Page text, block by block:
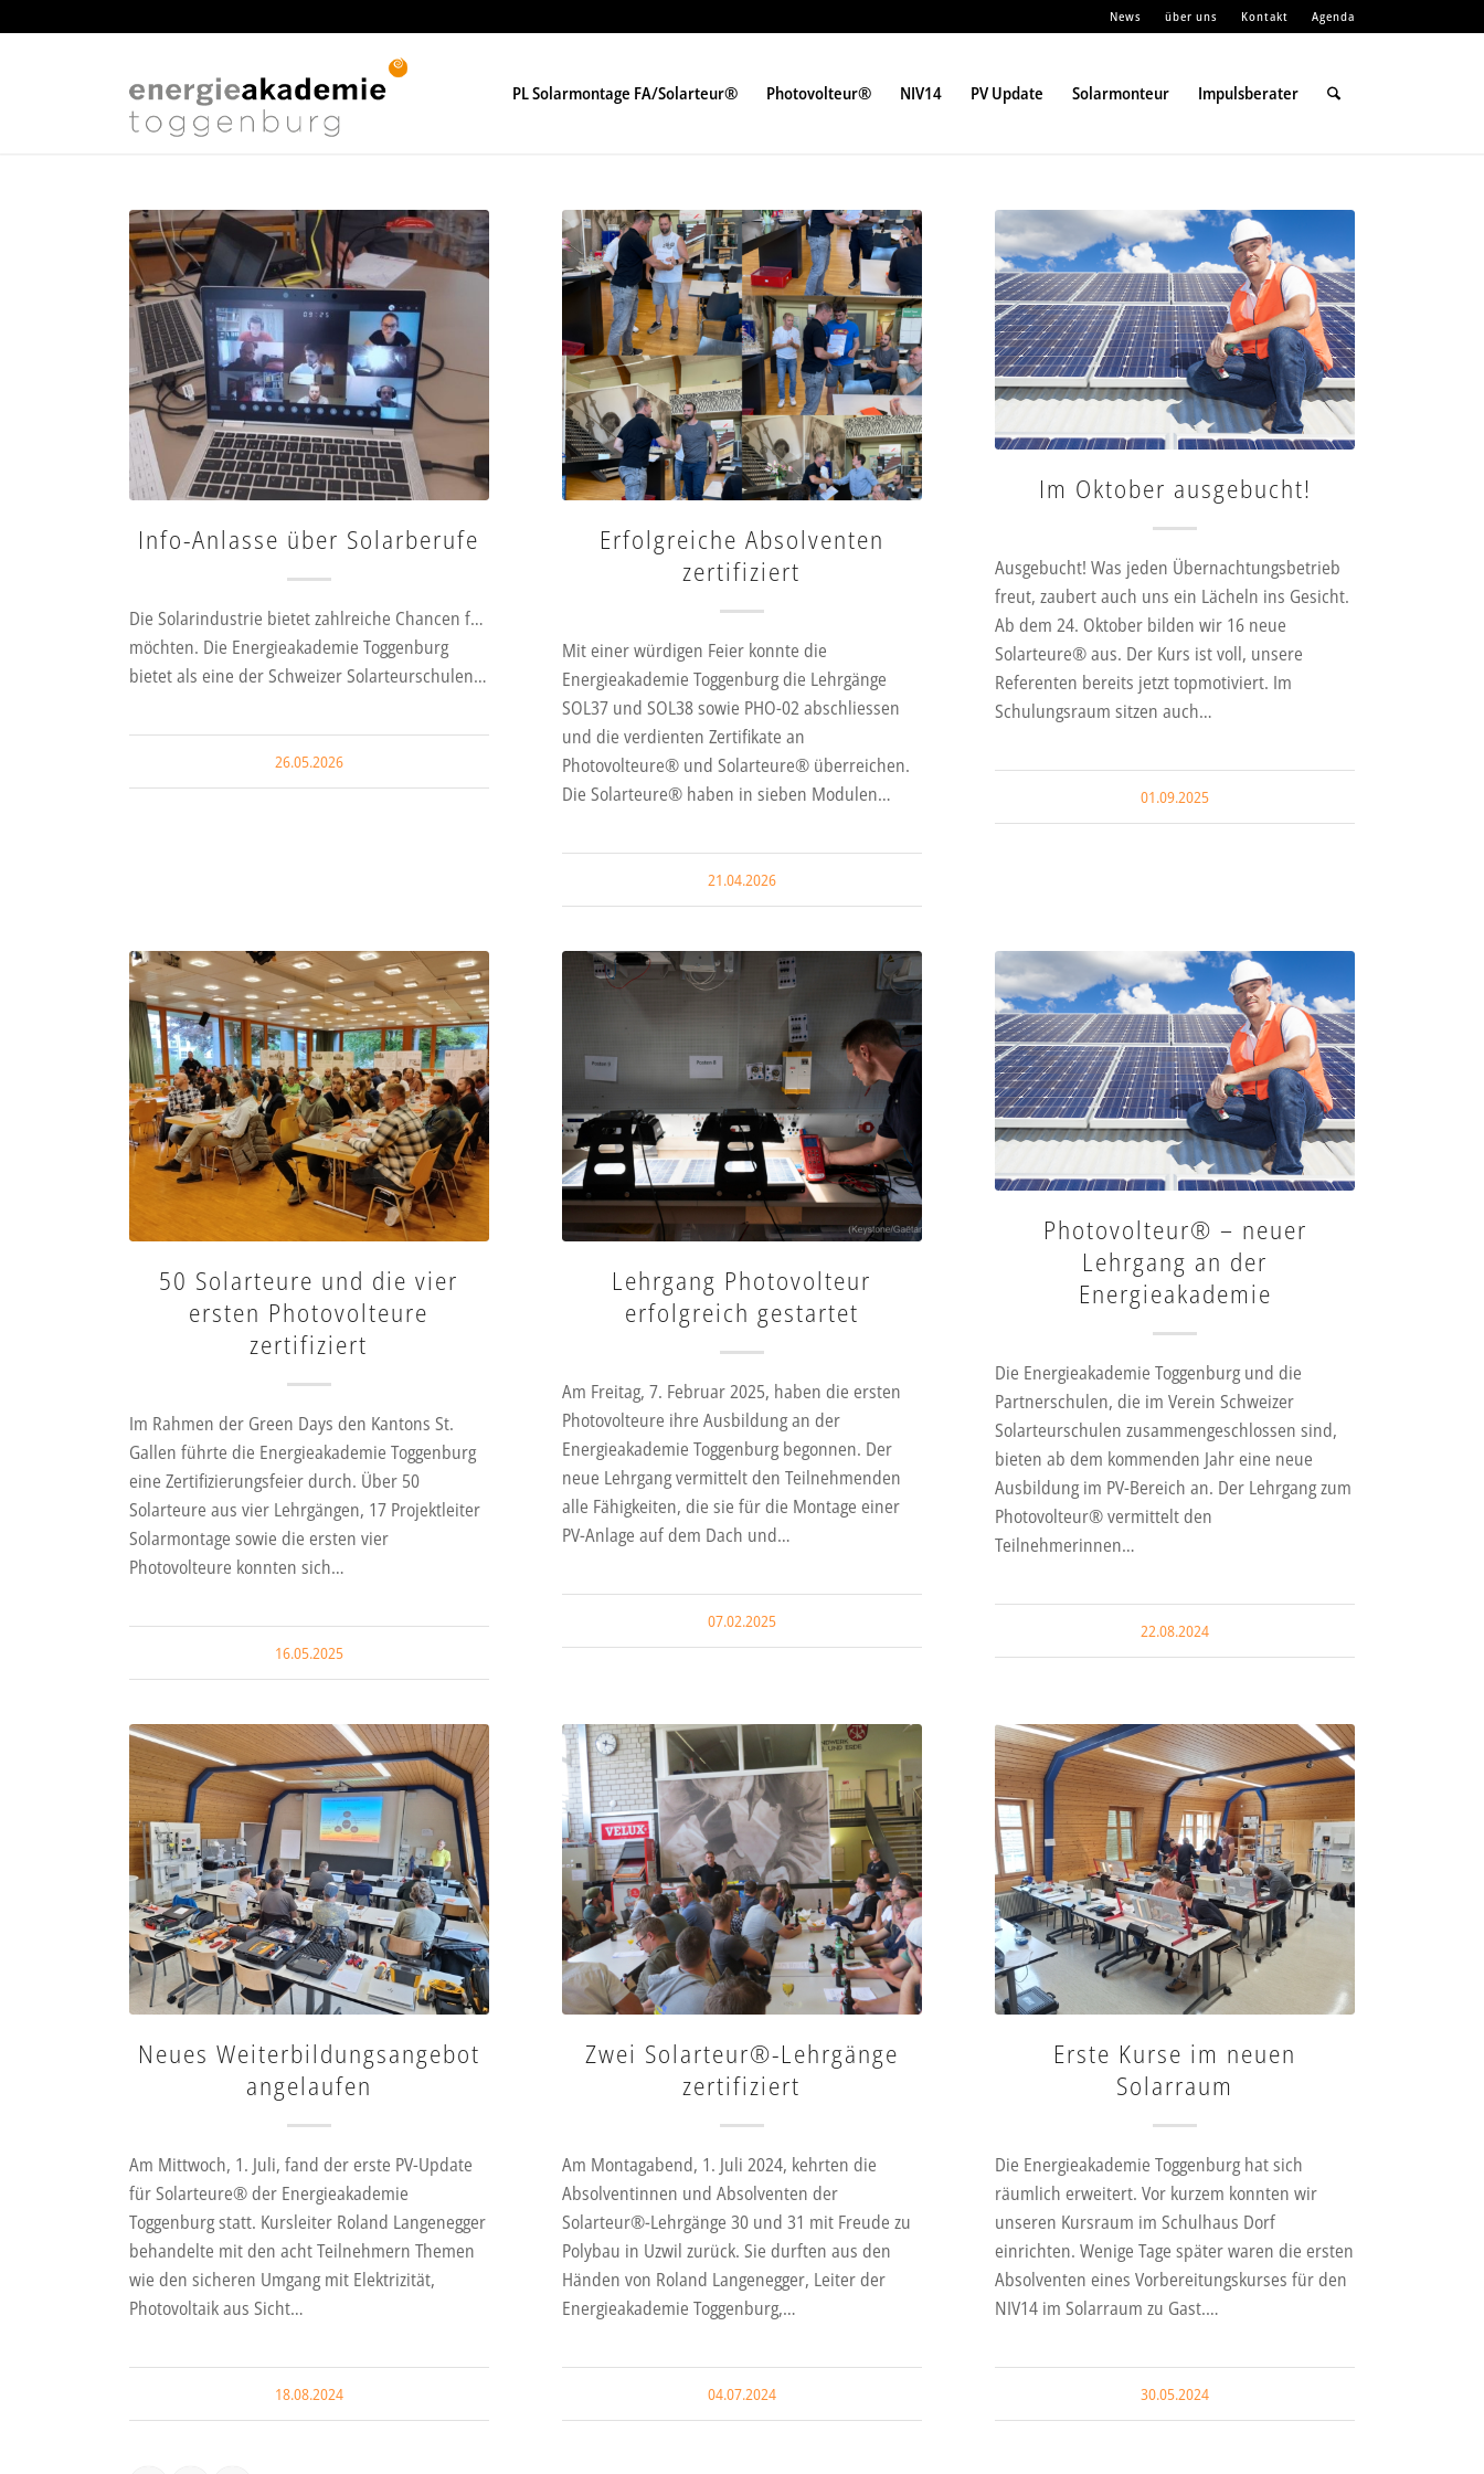
News über uns Kontakt Agenda
PL Solarmontage FA/Solarteur® Photovolteur® NIV14 PV Update Solarmonteur Impulsberater
Info-Anlasse über Solarberufe
Die Solarindustrie bietet zahlreiche Chancen für Fachkräfte, die sich auf die Entwicklung und den Betrieb erneuerbarer Energien spezialisieren
möchten. Die Energieakademie Toggenburg
bietet als eine der Schweizer Solarteurschulen…
26.05.2026
Erfolgreiche Absolventen
zertifiziert
Mit einer würdigen Feier konnte die
Energieakademie Toggenburg die Lehrgänge
SOL37 und SOL38 sowie PHO-02 abschliessen
und die verdienten Zertifikate an
Photovolteure® und Solarteure® überreichen.
Die Solarteure® haben in sieben Modulen…
21.04.2026
Im Oktober ausgebucht!
Ausgebucht! Was jeden Übernachtungsbetrieb
freut, zaubert auch uns ein Lächeln ins Gesicht.
Ab dem 24. Oktober bilden wir 16 neue
Solarteure® aus. Der Kurs ist voll, unsere
Referenten bereits jetzt topmotiviert. Im
Schulungsraum sitzen auch…
01.09.2025
50 Solarteure und die vier
ersten Photovolteure
zertifiziert
Im Rahmen der Green Days den Kantons St.
Gallen führte die Energieakademie Toggenburg
eine Zertifizierungsfeier durch. Über 50
Solarteure aus vier Lehrgängen, 17 Projektleiter
Solarmontage sowie die ersten vier
Photovolteure konnten sich…
16.05.2025
Lehrgang Photovolteur
erfolgreich gestartet
Am Freitag, 7. Februar 2025, haben die ersten
Photovolteure ihre Ausbildung an der
Energieakademie Toggenburg begonnen. Der
neue Lehrgang vermittelt den Teilnehmenden
alle Fähigkeiten, die sie für die Montage einer
PV-Anlage auf dem Dach und…
07.02.2025
Photovolteur® – neuer
Lehrgang an der
Energieakademie
Die Energieakademie Toggenburg und die
Partnerschulen, die im Verein Schweizer
Solarteurschulen zusammengeschlossen sind,
bieten ab dem kommenden Jahr eine neue
Ausbildung im PV-Bereich an. Der Lehrgang zum
Photovolteur® vermittelt den
Teilnehmerinnen…
22.08.2024
Neues Weiterbildungsangebot
angelaufen
Am Mittwoch, 1. Juli, fand der erste PV-Update
für Solarteure® der Energieakademie
Toggenburg statt. Kursleiter Roland Langenegger
behandelte mit den acht Teilnehmern Themen
wie den sicheren Umgang mit Elektrizität,
Photovoltaik aus Sicht…
18.08.2024
Zwei Solarteur®-Lehrgänge
zertifiziert
Am Montagabend, 1. Juli 2024, kehrten die
Absolventinnen und Absolventen der
Solarteur®-Lehrgänge 30 und 31 mit Freude zu
Polybau in Uzwil zurück. Sie durften aus den
Händen von Roland Langenegger, Leiter der
Energieakademie Toggenburg,…
04.07.2024
Erste Kurse im neuen
Solarraum
Die Energieakademie Toggenburg hat sich
räumlich erweitert. Vor kurzem konnten wir
unseren Kursraum im Schulhaus Dorf
einrichten. Wenige Tage später waren die ersten
Absolventen eines Vorbereitungskurses für den
NIV14 im Solarraum zu Gast.…
30.05.2024